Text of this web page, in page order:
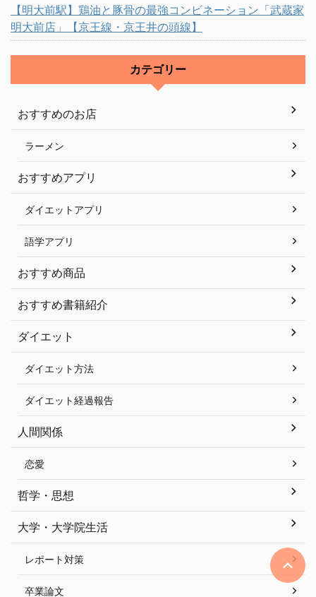
【明大前駅】鶏油と豚骨の最強コンビネーション「武蔵家
明大前店」【京王線・京王井の頭線】
カテゴリー
おすすめのお店
ラーメン
おすすめアプリ
ダイエットアプリ
語学アプリ
おすすめ商品
おすすめ書籍紹介
ダイエット
ダイエット方法
ダイエット経過報告
人間関係
恋愛
哲学・思想
大学・大学院生活
レポート対策
卒業論文